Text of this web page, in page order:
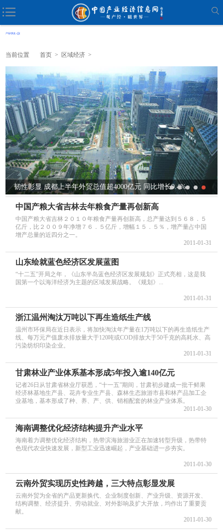
当前位置 首页 > 区域经济 >
上半年广东综保区进出口3021.28亿元 同比增长32.4%
中国产粮大省吉林去年粮食产量再创新高
中国产粮大省吉林２０１０年粮食产量再创新高，总产量达到５６８．５
亿斤，比２００９年净增７６．５亿斤，增幅１５．５％，增产量占中国
增产总量的近四分之一。
2011-01-31
山东绘就蓝色经济区发展蓝图
“十二五”开局之年，《山东半岛蓝色经济区发展规划》正式亮相，这是我
国第一个以海洋经济为主题的区域发展战略。《规划》...
2011-01-31
浙江温州淘汰万吨以下再生造纸生产线
温州市环保局在近日表示，将加快淘汰年产量在1万吨以下的再生造纸生产
线、每万元产值废水排放量大于120吨或COD排放大于50千克的高耗水、高
污染纺织印染企业。
2011-01-31
甘肃林业产业体系基本形成5年投入逾140亿元
记者26日从甘肃省林业厅获悉，“十一五”期间，甘肃初步建成一批干鲜果
经济林基地生产县、花卉专业生产县、森林生态旅游市县和林产品加工企
业基地，基本形成了种、养、产、供、销相配套的林业产业体系。
2011-01-30
海南调整优化经济结构提升产业水平
海南着力调整优化经济结构，热带滨海旅游业正在加速转型升级，热带特
色现代农业快速发展，新型工业迅速崛起，产业基础进一步夯实。
2011-01-30
云南外贸实现历史性跨越，三大特点彰显发展
云南外贸为全省的产品更新换代、企业制度创新、产业升级、资源开发、
结构调整、经济提升、劳动就业、对外影响及扩大开放，均作出了重要贡
献。
2011-01-30